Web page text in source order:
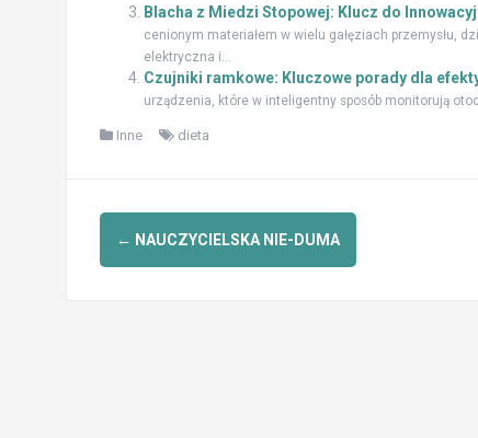
Blacha z Miedzi Stopowej: Klucz do
cenionym materiałem w wielu gałęziach przemysłu,
elektryczna i...
Czujniki ramkowe: Kluczowe porady dla
urządzenia, które w inteligentny sposób monitorują
Inne dieta
Zobacz
wpisy
← NAUCZYCIELSKA NIE-DUMA